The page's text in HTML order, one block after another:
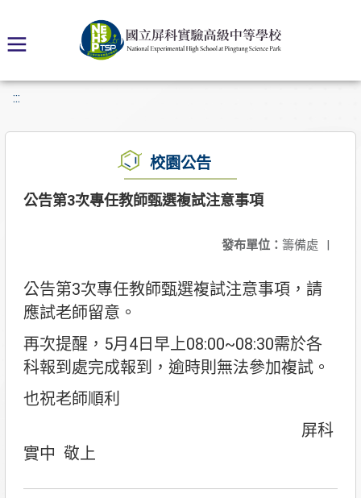
:::
校園公告
公告第3次專任教師甄選複試注意事項
發布單位： 籌備處 |
公告第3次專任教師甄選複試注意事項，請
應試老師留意。
再次提醒，5月4日早上08:00~08:30需於各
科報到處完成報到，逾時則無法參加複試。
也祝老師順利
屏科
實中 敬上